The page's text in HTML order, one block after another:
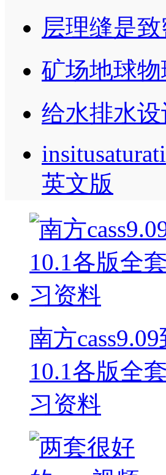
层理缝是
矿场地球
给水排水
英文版
南方cass9.09
10.1各版全
习资料